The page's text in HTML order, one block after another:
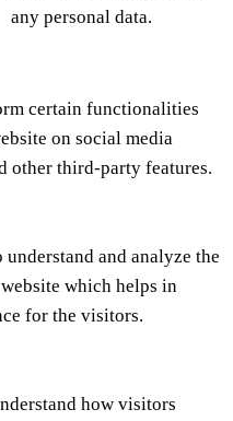
any personal data.
certain functionalities
on social media
other third-party features.
and analyze the
which helps in
for the visitors.
how visitors